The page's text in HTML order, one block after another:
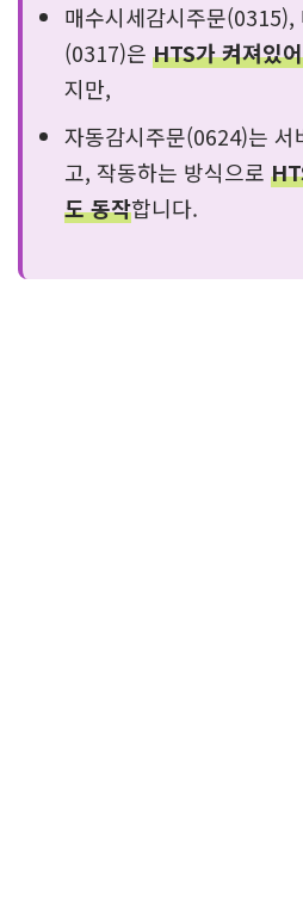
매수시세감시주문(0315),
(0317)은 HTS가 켜져있
지만,
자동감시주문(0624)는 서
고, 작동하는 방식으로
도 동작합니다.